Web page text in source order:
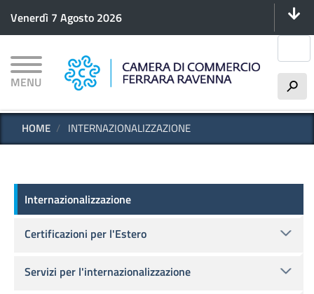
principale
Venerdì 7 Agosto 2026
MENU h
HOME INTERNAZIONALIZZAZIONE
Estero
Internazionalizzazione
Certificazioni per l'Estero
Servizi per l'internazionalizzazione